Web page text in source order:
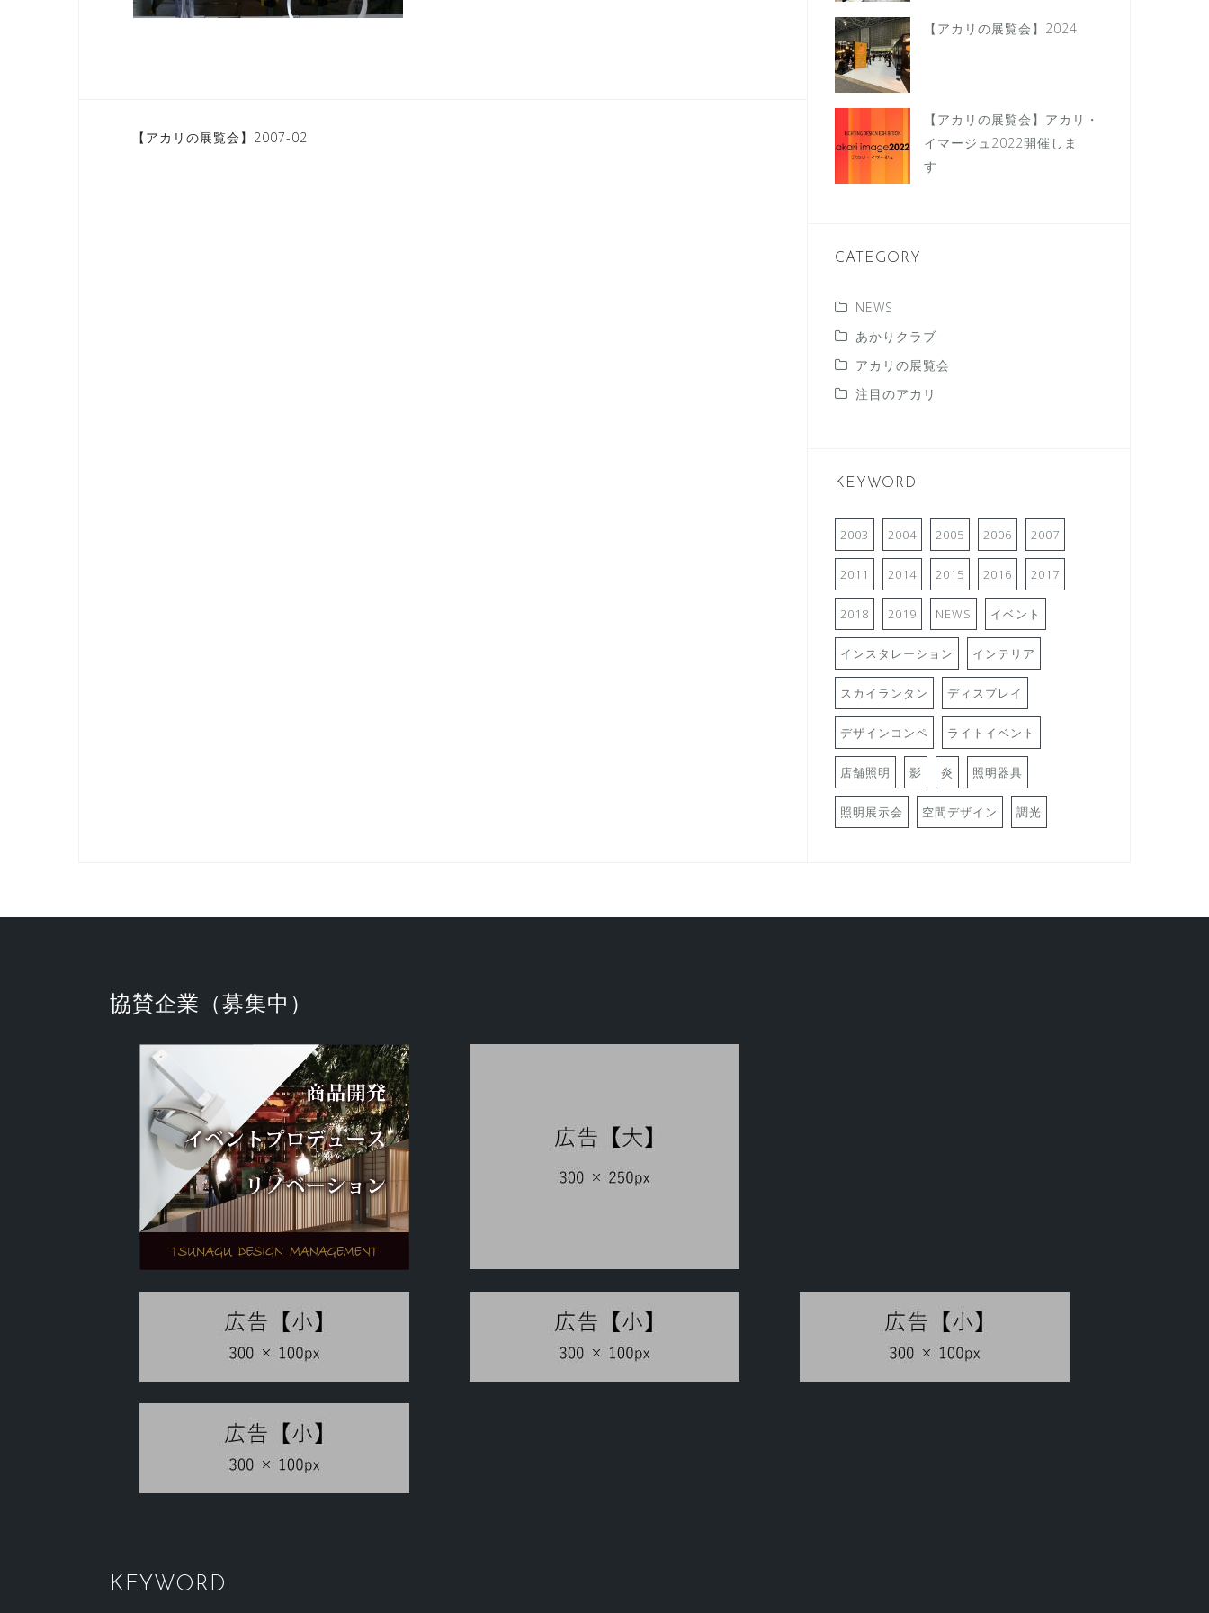
投
【アカリの展覧会】2007-02
【アカリの展覧会】2024
【アカリの展覧会】アカリ・
イマージュ2022開催しま
す
CATEGORY
NEWS
あかりクラブ
アカリの展覧会
注目のアカリ
KEYWORD
2003 2004 2005 2006 2007
2011 2014 2015 2016 2017
2018 2019 NEWS イベント
インスタレーション インテリア
スカイランタン ディスプレイ
デザインコンペ ライトイベント
店舗照明 影 炎 照明器具
照明展示会 空間デザイン 調光
協賛企業（募集中）
KEYWORD